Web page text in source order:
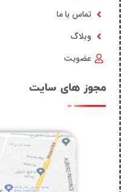
تماس با ما
وبلاگ
عضویت
مجوز های سایت